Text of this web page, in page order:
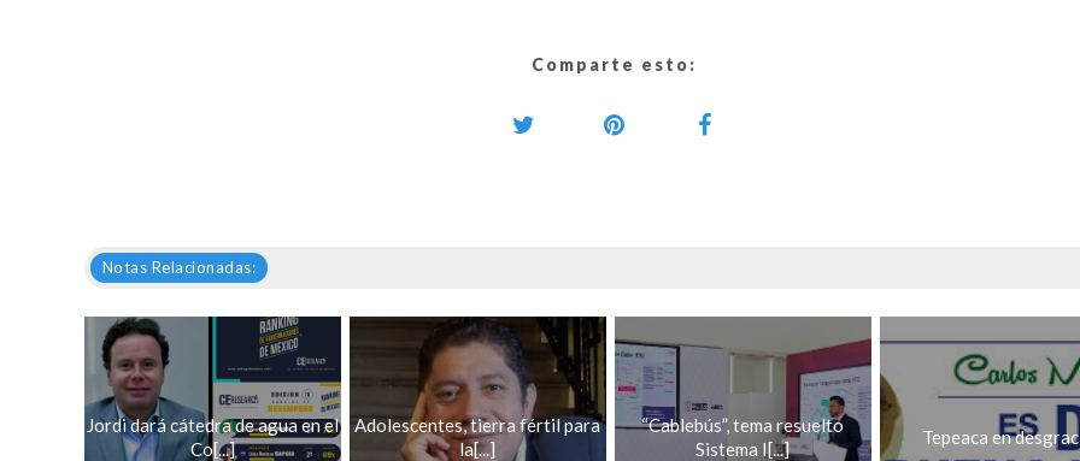
Comparte esto:
Notas Relacionadas:
Jordi dará cátedra de agua en el
Co[...]
Adolescentes, tierra fértil para
la[...]
“Cablebús”, tema resuelto
Sistema I[...]
Tepeaca en